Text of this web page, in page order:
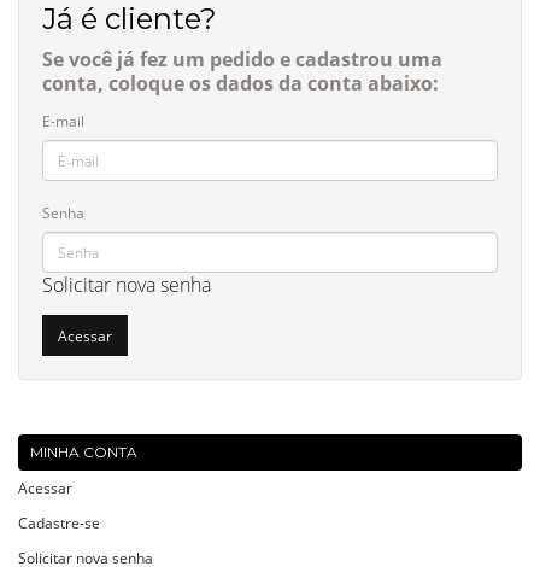
Já é cliente?
Se você já fez um pedido e cadastrou uma
conta, coloque os dados da conta abaixo:
E-mail
Senha
Solicitar nova senha
MINHA CONTA
Acessar
Cadastre-se
Solicitar nova senha